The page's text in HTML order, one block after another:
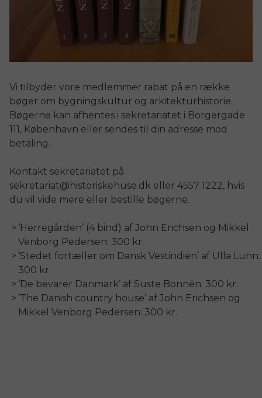
Vi tilbyder vore medlemmer rabat på en række
bøger om bygningskultur og arkitekturhistorie.
Bøgerne kan afhentes i sekretariatet i Borgergade
111, København eller sendes til din adresse mod
betaling.
Kontakt sekretariatet på
sekretariat@historiskehuse.dk eller 4557 1222, hvis
du vil vide mere eller bestille bøgerne.
‘Herregården’ (4 bind) af John Erichsen og Mikkel
Venborg Pedersen: 300 kr.
‘Stedet fortæller om Dansk Vestindien’ af Ulla Lunn:
300 kr.
‘De bevarer Danmark’ af Suste Bonnén: 300 kr.
‘The Danish country house’ af John Erichsen og
Mikkel Venborg Pedersen: 300 kr.